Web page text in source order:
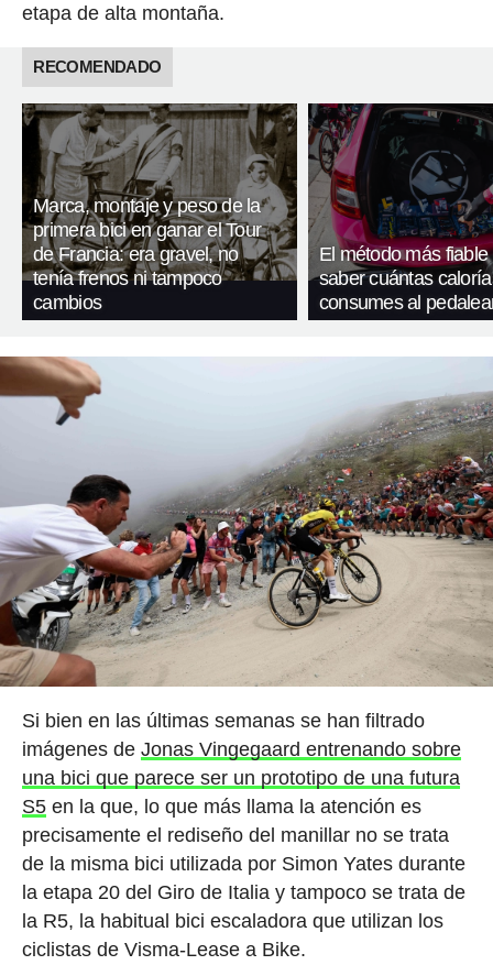
etapa de alta montaña.
RECOMENDADO
Marca, montaje y peso de la
primera bici en ganar el Tour
de Francia: era gravel, no
tenía frenos ni tampoco
cambios
El método más fiable
saber cuántas
consumes al
Si bien en las últimas semanas se han filtrado
imágenes de Jonas Vingegaard entrenando sobre
una bici que parece ser un prototipo de una futura
S5en la que, lo que más llama la atención es
precisamente el rediseño del manillar no se trata
de la misma bici utilizada por Simon Yates durante
la etapa 20 del Giro de Italia y tampoco se trata de
la R5, la habitual bici escaladora que utilizan los
ciclistas de Visma-Lease a Bike.